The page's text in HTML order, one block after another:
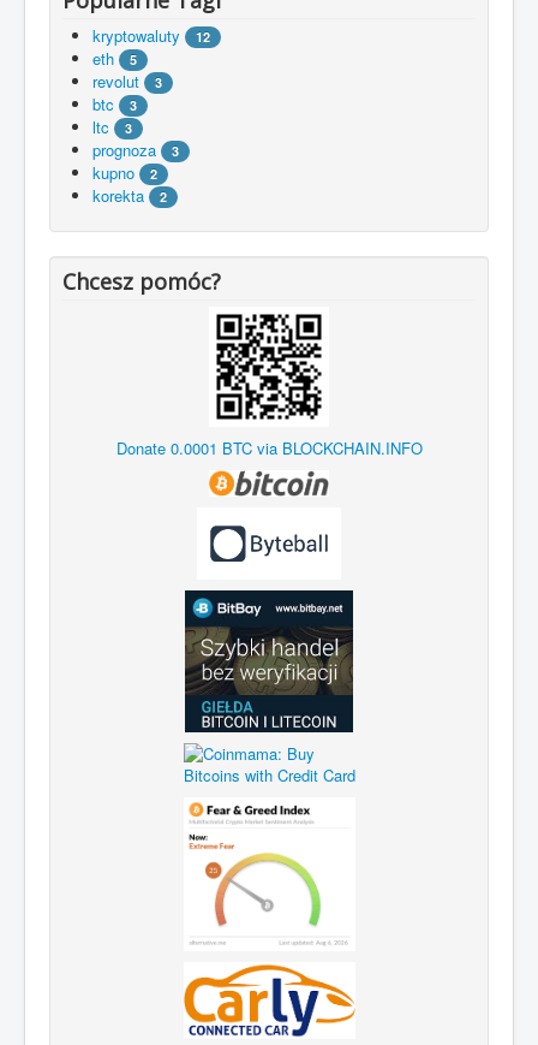
kryptowaluty 12
eth 5
revolut 3
btc 3
ltc 3
prognoza 3
kupno 2
korekta 2
Chcesz pomóc?
Donate 0.0001 BTC via BLOCKCHAIN.INFO